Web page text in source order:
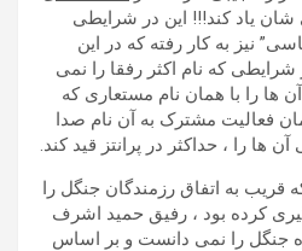
یاد کند!!! این در شرایطی
نیز به کار رفته که در این
که نام اکثر رفقا را نمی
ها را با همان نام مستعاری که
فعالیت مشترک به آن نام صدا
ها را ، حداکثر در پرانتز قید کند.
قریب به اتفاق رزمندگان جنگل را
کرده بود ، رفیق حمید اشرف
جنگل را نمی دانست و بر اساس